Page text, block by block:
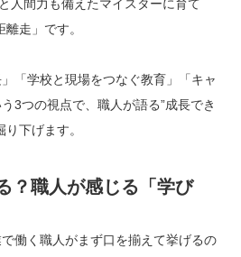
人間力も備えたマイスターに育て
走」です。
「学校と現場をつなぐ教育」「キャ
3つの視点で、職人が語る”成長でき
下げます。
？職人が感じる「学び
働く職人がまず口を揃えて挙げるの